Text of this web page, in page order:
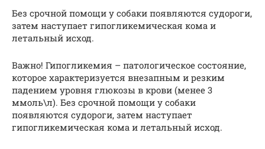
Без срочной помощи у собаки появляются судороги,
затем наступает гипогликемическая кома и
летальный исход.
Важно! Гипогликемия – патологическое состояние,
которое характеризуется внезапным и резким
падением уровня глюкозы в крови (менее 3
ммоль\л). Без срочной помощи у собаки
появляются судороги, затем наступает
гипогликемическая кома и летальный исход.